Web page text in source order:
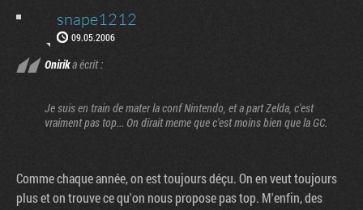
snape1212
09.05.2006
Onirika écrit :
Je suis en train de mater la conf Nintendo, et a part Zelda, c'est
vraiment pas top... On dirait meme que c'est moins bien que la GC.
Comme chaque année, on est toujours déçu. On en veut toujours
plus et on trouve ce qu'on nous propose pas top. M'enfin, des